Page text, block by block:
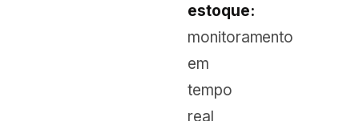
estoque:
monitoramento
em
tempo
real